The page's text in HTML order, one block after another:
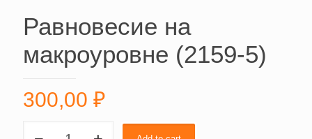
Равновесие на
макроуровне (2159-5)
300,00 ₽